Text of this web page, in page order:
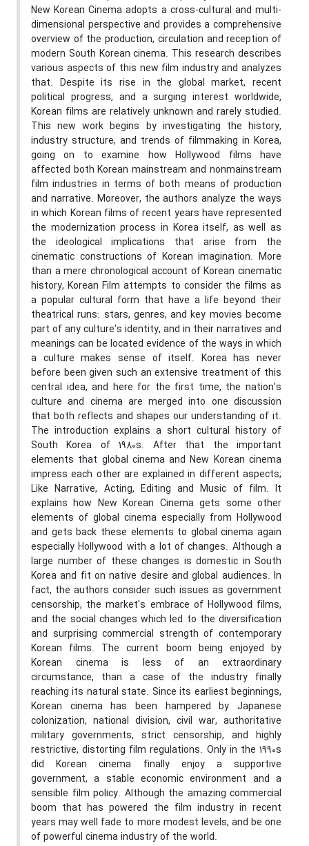
New Korean Cinema adopts a cross-cultural and multi-
dimensional perspective and provides a comprehensive
overview of the production, circulation and reception of
modern South Korean cinema. This research describes
various aspects of this new film industry and analyzes
that. Despite its rise in the global market, recent
political progress, and a surging interest worldwide,
Korean films are relatively unknown and rarely studied.
This new work begins by investigating the history,
industry structure, and trends of filmmaking in Korea,
going on to examine how Hollywood films have
affected both Korean mainstream and nonmainstream
film industries in terms of both means of production
and narrative. Moreover, the authors analyze the ways
in which Korean films of recent years have represented
the modernization process in Korea itself, as well as
the ideological implications that arise from the
cinematic constructions of Korean imagination. More
than a mere chronological account of Korean cinematic
history, Korean Film attempts to consider the films as
a popular cultural form that have a life beyond their
theatrical runs: stars, genres, and key movies become
part of any culture's identity, and in their narratives and
meanings can be located evidence of the ways in which
a culture makes sense of itself. Korea has never
before been given such an extensive treatment of this
central idea, and here for the first time, the nation's
culture and cinema are merged into one discussion
that both reflects and shapes our understanding of it.
The introduction explains a short cultural history of
South Korea of 1980s. After that the important
elements that global cinema and New Korean cinema
impress each other are explained in different aspects;
Like Narrative, Acting, Editing and Music of film. It
explains how New Korean Cinema gets some other
elements of global cinema especially from Hollywood
and gets back these elements to global cinema again
especially Hollywood with a lot of changes. Although a
large number of these changes is domestic in South
Korea and fit on native desire and global audiences. In
fact, the authors consider such issues as government
censorship, the market's embrace of Hollywood films,
and the social changes which led to the diversification
and surprising commercial strength of contemporary
Korean films. The current boom being enjoyed by
Korean cinema is less of an extraordinary
circumstance, than a case of the industry finally
reaching its natural state. Since its earliest beginnings,
Korean cinema has been hampered by Japanese
colonization, national division, civil war, authoritative
military governments, strict censorship, and highly
restrictive, distorting film regulations. Only in the 1990s
did Korean cinema finally enjoy a supportive
government, a stable economic environment and a
sensible film policy. Although the amazing commercial
boom that has powered the film industry in recent
years may well fade to more modest levels, and be one
of powerful cinema industry of the world.